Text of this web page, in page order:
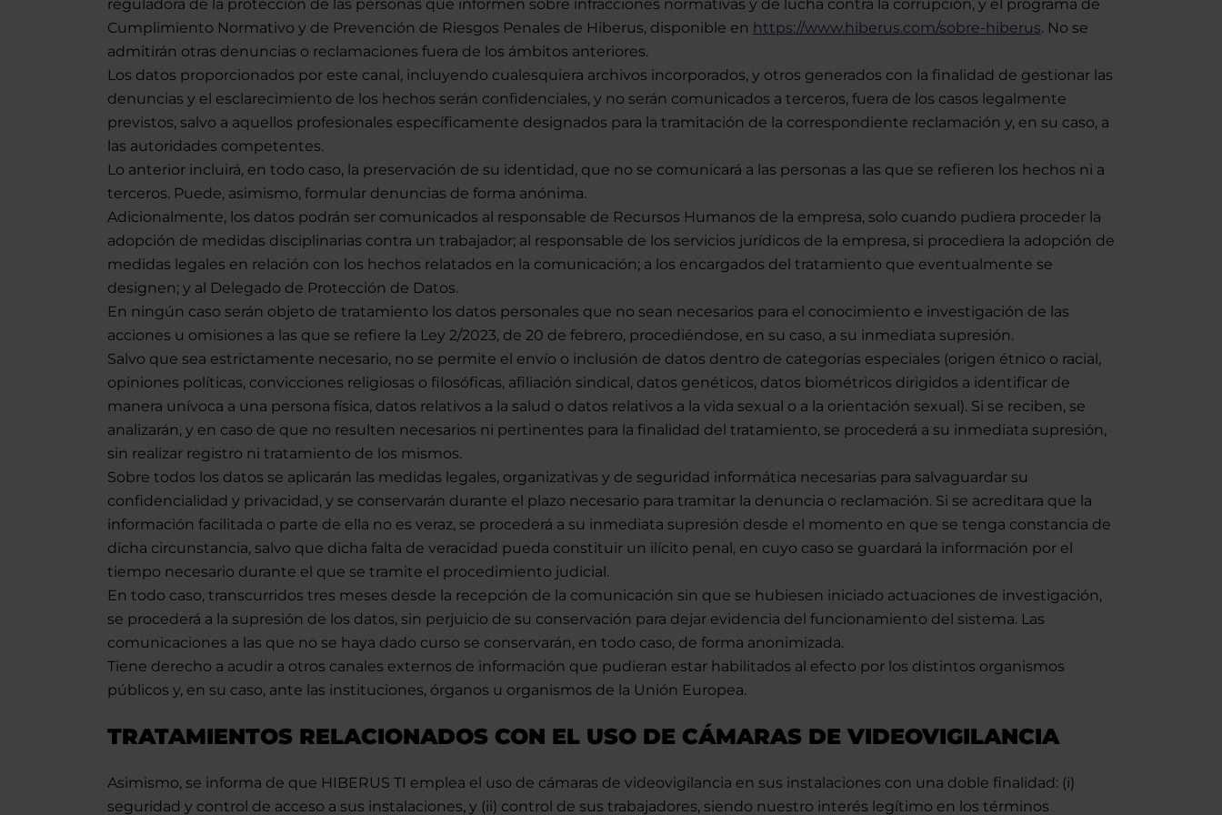
reguladora de la protección de las personas que informen sobre infracciones normativas y de lucha contra la corrupción, y el programa de
Cumplimiento Normativo y de Prevención de Riesgos Penales de Hiberus, disponible en https://www.hiberus.com/sobre-hiberus. No se
admitirán otras denuncias o reclamaciones fuera de los ámbitos anteriores.
Los datos proporcionados por este canal, incluyendo cualesquiera archivos incorporados, y otros generados con la finalidad de gestionar las
denuncias y el esclarecimiento de los hechos serán confidenciales, y no serán comunicados a terceros, fuera de los casos legalmente
previstos, salvo a aquellos profesionales específicamente designados para la tramitación de la correspondiente reclamación y, en su caso, a
las autoridades competentes.
Lo anterior incluirá, en todo caso, la preservación de su identidad, que no se comunicará a las personas a las que se refieren los hechos ni a
terceros. Puede, asimismo, formular denuncias de forma anónima.
Adicionalmente, los datos podrán ser comunicados al responsable de Recursos Humanos de la empresa, solo cuando pudiera proceder la
adopción de medidas disciplinarias contra un trabajador; al responsable de los servicios jurídicos de la empresa, si procediera la adopción de
medidas legales en relación con los hechos relatados en la comunicación; a los encargados del tratamiento que eventualmente se
designen; y al Delegado de Protección de Datos.
En ningún caso serán objeto de tratamiento los datos personales que no sean necesarios para el conocimiento e investigación de las
acciones u omisiones a las que se refiere la Ley 2/2023, de 20 de febrero, procediéndose, en su caso, a su inmediata supresión.
Salvo que sea estrictamente necesario, no se permite el envío o inclusión de datos dentro de categorías especiales (origen étnico o racial,
opiniones políticas, convicciones religiosas o filosóficas, afiliación sindical, datos genéticos, datos biométricos dirigidos a identificar de
manera unívoca a una persona física, datos relativos a la salud o datos relativos a la vida sexual o a la orientación sexual). Si se reciben, se
analizarán, y en caso de que no resulten necesarios ni pertinentes para la finalidad del tratamiento, se procederá a su inmediata supresión,
sin realizar registro ni tratamiento de los mismos.
Sobre todos los datos se aplicarán las medidas legales, organizativas y de seguridad informática necesarias para salvaguardar su
confidencialidad y privacidad, y se conservarán durante el plazo necesario para tramitar la denuncia o reclamación. Si se acreditara que la
información facilitada o parte de ella no es veraz, se procederá a su inmediata supresión desde el momento en que se tenga constancia de
dicha circunstancia, salvo que dicha falta de veracidad pueda constituir un ilícito penal, en cuyo caso se guardará la información por el
tiempo necesario durante el que se tramite el procedimiento judicial.
En todo caso, transcurridos tres meses desde la recepción de la comunicación sin que se hubiesen iniciado actuaciones de investigación,
se procederá a la supresión de los datos, sin perjuicio de su conservación para dejar evidencia del funcionamiento del sistema. Las
comunicaciones a las que no se haya dado curso se conservarán, en todo caso, de forma anonimizada.
Tiene derecho a acudir a otros canales externos de información que pudieran estar habilitados al efecto por los distintos organismos
públicos y, en su caso, ante las instituciones, órganos u organismos de la Unión Europea.
TRATAMIENTOS RELACIONADOS CON EL USO DE CÁMARAS DE VIDEOVIGILANCIA
Asimismo, se informa de que HIBERUS TI emplea el uso de cámaras de videovigilancia en sus instalaciones con una doble finalidad: (i)
seguridad y control de acceso a sus instalaciones, y (ii) control de sus trabajadores, siendo nuestro interés legítimo en los términos